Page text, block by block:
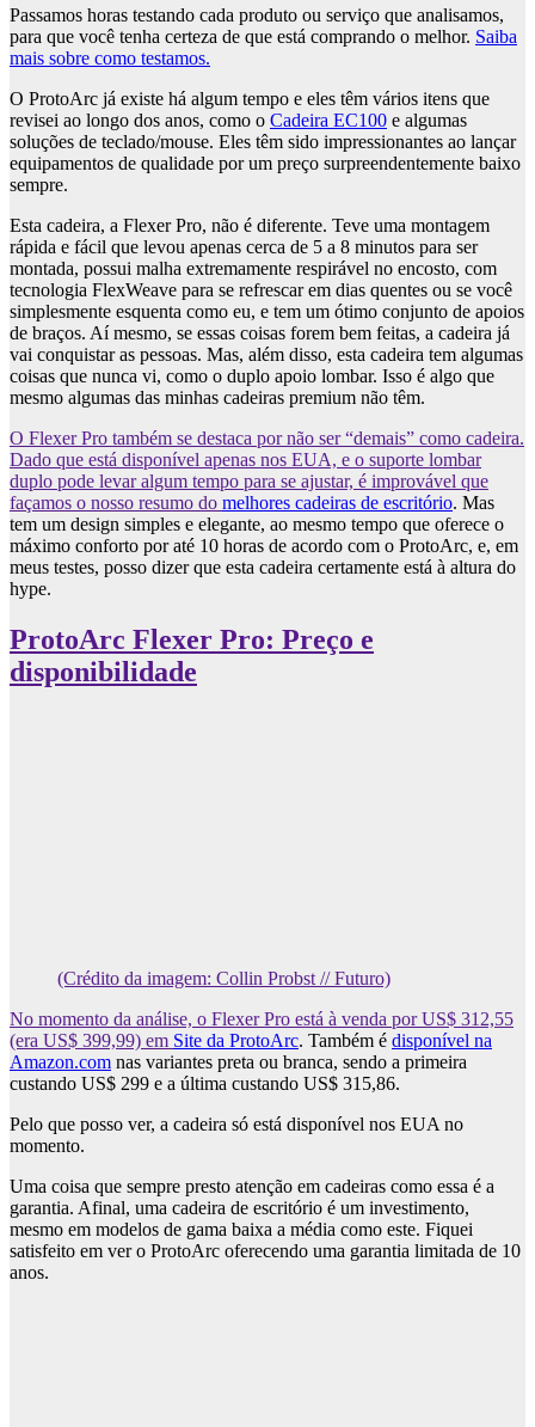
Passamos horas testando cada produto ou serviço que analisamos,
para que você tenha certeza de que está comprando o melhor. Saiba
mais sobre como testamos.
O ProtoArc já existe há algum tempo e eles têm vários itens que
revisei ao longo dos anos, como o Cadeira EC100 e algumas
soluções de teclado/mouse. Eles têm sido impressionantes ao lançar
equipamentos de qualidade por um preço surpreendentemente baixo
sempre.
Esta cadeira, a Flexer Pro, não é diferente. Teve uma montagem
rápida e fácil que levou apenas cerca de 5 a 8 minutos para ser
montada, possui malha extremamente respirável no encosto, com
tecnologia FlexWeave para se refrescar em dias quentes ou se você
simplesmente esquenta como eu, e tem um ótimo conjunto de apoios
de braços. Aí mesmo, se essas coisas forem bem feitas, a cadeira já
vai conquistar as pessoas. Mas, além disso, esta cadeira tem algumas
coisas que nunca vi, como o duplo apoio lombar. Isso é algo que
mesmo algumas das minhas cadeiras premium não têm.
O Flexer Pro também se destaca por não ser “demais” como cadeira.
Dado que está disponível apenas nos EUA, e o suporte lombar
duplo pode levar algum tempo para se ajustar, é improvável que
façamos o nosso resumo do melhores cadeiras de escritório. Mas
tem um design simples e elegante, ao mesmo tempo que oferece o
máximo conforto por até 10 horas de acordo com o ProtoArc, e, em
meus testes, posso dizer que esta cadeira certamente está à altura do
hype.
ProtoArc Flexer Pro: Preço e
disponibilidade
(Crédito da imagem: Collin Probst // Futuro)
No momento da análise, o Flexer Pro está à venda por US$ 312,55
(era US$ 399,99) em Site da ProtoArc. Também é disponível na
Amazon.com nas variantes preta ou branca, sendo a primeira
custando US$ 299 e a última custando US$ 315,86.
Pelo que posso ver, a cadeira só está disponível nos EUA no
momento.
Uma coisa que sempre presto atenção em cadeiras como essa é a
garantia. Afinal, uma cadeira de escritório é um investimento,
mesmo em modelos de gama baixa a média como este. Fiquei
satisfeito em ver o ProtoArc oferecendo uma garantia limitada de 10
anos.